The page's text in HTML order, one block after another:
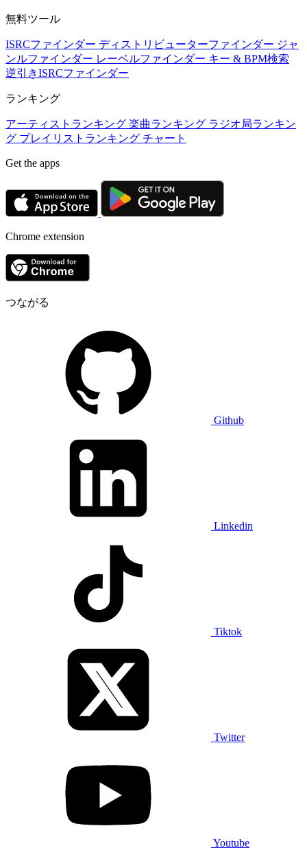
無料ツール
ISRCファインダー ディストリビューターファインダー ジャ
ンルファインダー レーベルファインダー キー & BPM検索
逆引きISRCファインダー
ランキング
アーティストランキング 楽曲ランキング ラジオ局ランキン
グ プレイリストランキング チャート
Get the apps
Chrome extension
つながる
Github
Linkedin
Tiktok
Twitter
Youtube